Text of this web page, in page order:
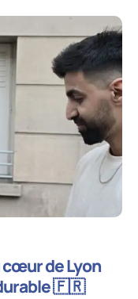
cœur de Lyon
🇫🇷